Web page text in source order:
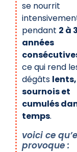
se nourrit
pendant 2 à 3
années
ce qui rend
dégâts lents,
sournois et
cumulés
temps.
voici ce
provoque :